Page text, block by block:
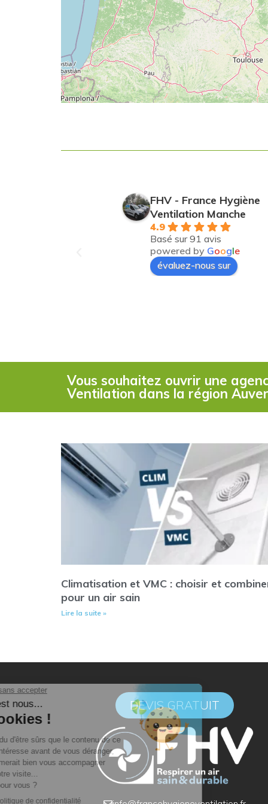
FHV - France Hygiène
Ventilation Nantes Ouest
Basé sur 98 avis
powered byGoog le
évaluez-nous sur
Vous souhaitez ouvrir une
Ventilation dans la région
Climatisation et VMC : choisir et
pour un air sain
Lire la suite »
DEVIS GRATUIT